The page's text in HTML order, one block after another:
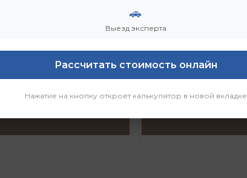
🚗
Выезд эксперта
Рассчитать стоимость онлайн
Нажатие на кнопку откроет калькулятор в новой вкладке